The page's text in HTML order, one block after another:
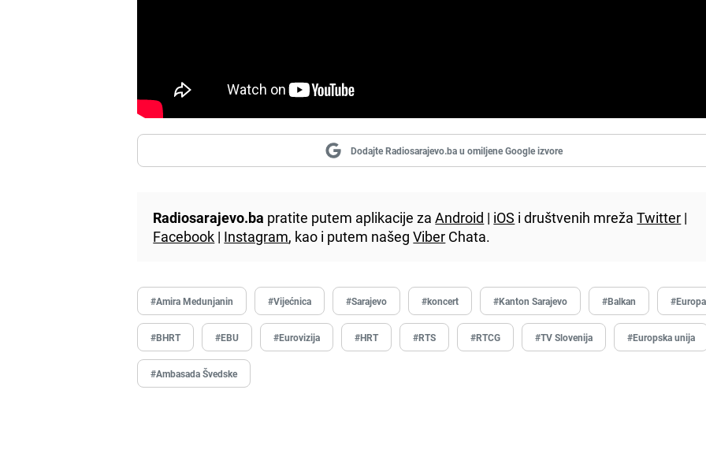
Dodajte Radiosarajevo.ba u omiljene Google izvore
Radiosarajevo.ba pratite putem aplikacije zaAndroid | iOS i društvenih mrežaTwitter |
Facebook | Instagram, kao i putem našegViber Chata.
#Amira Medunjanin #Vijećnica #Sarajevo #koncert #Kanton Sarajevo #Balkan #Europa
#BHRT #EBU #Eurovizija #HRT #RTS #RTCG #TV Slovenija #Europska unija
#Ambasada Švedske